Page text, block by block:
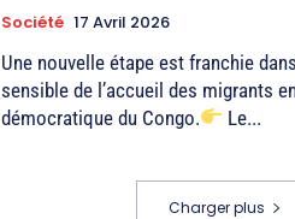
Société 17 Avril 2026
Une nouvelle étape est franchie
sensible de l’accueil des migrants
démocratique du Congo.
Le...
Charger plus